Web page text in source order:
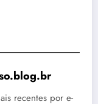
recentes por e-